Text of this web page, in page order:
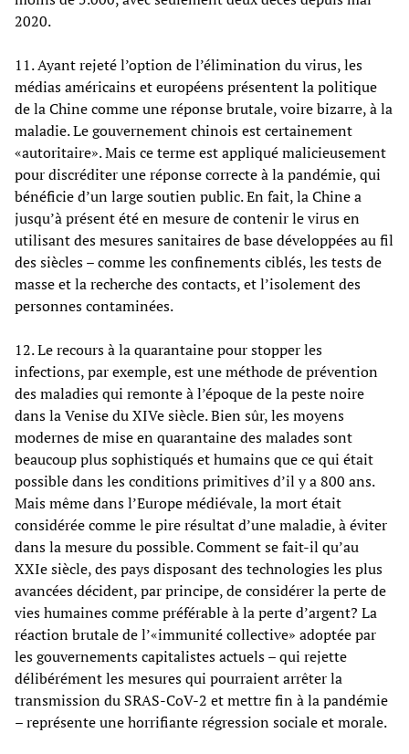
2020.
11. Ayant rejeté l’option de l’élimination du virus, les
médias américains et européens présentent la politique
de la Chine comme une réponse brutale, voire bizarre, à la
maladie. Le gouvernement chinois est certainement
«autoritaire». Mais ce terme est appliqué malicieusement
pour discréditer une réponse correcte à la pandémie, qui
bénéficie d’un large soutien public. En fait, la Chine a
jusqu’à présent été en mesure de contenir le virus en
utilisant des mesures sanitaires de base développées au fil
des siècles – comme les confinements ciblés, les tests de
masse et la recherche des contacts, et l’isolement des
personnes contaminées.
12. Le recours à la quarantaine pour stopper les
infections, par exemple, est une méthode de prévention
des maladies qui remonte à l’époque de la peste noire
dans la Venise du XIVe siècle. Bien sûr, les moyens
modernes de mise en quarantaine des malades sont
beaucoup plus sophistiqués et humains que ce qui était
possible dans les conditions primitives d’il y a 800 ans.
Mais même dans l’Europe médiévale, la mort était
considérée comme le pire résultat d’une maladie, à éviter
dans la mesure du possible. Comment se fait-il qu’au
XXIe siècle, des pays disposant des technologies les plus
avancées décident, par principe, de considérer la perte de
vies humaines comme préférable à la perte d’argent? La
réaction brutale de l’«immunité collective» adoptée par
les gouvernements capitalistes actuels – qui rejette
délibérément les mesures qui pourraient arrêter la
transmission du SRAS-CoV-2 et mettre fin à la pandémie
– représente une horrifiante régression sociale et morale.